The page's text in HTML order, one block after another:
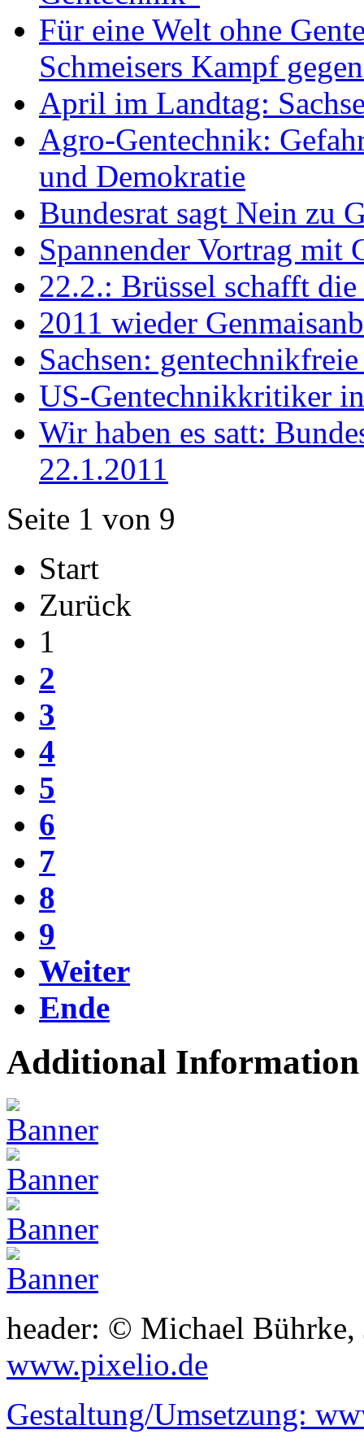
Für eine Welt ohne
Schmeisers Kampf
April im Landtag:
Agro-Gentechnik:
und Demokratie
Bundesrat sagt Nein zu
Spannender Vortrag mit
22.2.: Brüssel schafft
2011 wieder
Sachsen:
US-Gentechnikkritiker
Wir haben es satt:
22.1.2011
Seite 1 von 9
Start
Zurück
1
2
3
4
5
6
7
8
9
Weiter
Ende
Additional Information
header: © Michael
www.pixelio.de
Gestaltung/Umsetzung: